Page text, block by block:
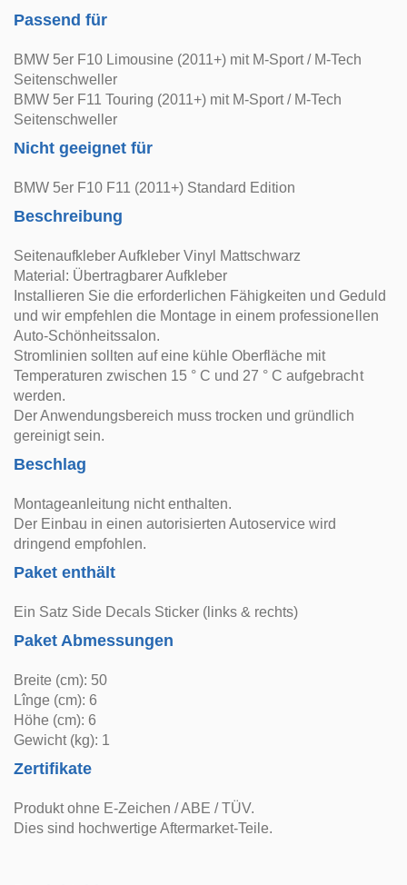
Passend für
BMW 5er F10 Limousine (2011+) mit M-Sport / M-Tech
Seitenschweller
BMW 5er F11 Touring (2011+) mit M-Sport / M-Tech
Seitenschweller
Nicht geeignet für
BMW 5er F10 F11 (2011+) Standard Edition
Beschreibung
Seitenaufkleber Aufkleber Vinyl Mattschwarz
Material: Übertragbarer Aufkleber
Installieren Sie die erforderlichen Fähigkeiten und Geduld
und wir empfehlen die Montage in einem professionellen
Auto-Schönheitssalon.
Stromlinien sollten auf eine kühle Oberfläche mit
Temperaturen zwischen 15 ° C und 27 ° C aufgebracht
werden.
Der Anwendungsbereich muss trocken und gründlich
gereinigt sein.
Beschlag
Montageanleitung nicht enthalten.
Der Einbau in einen autorisierten Autoservice wird
dringend empfohlen.
Paket enthält
Ein Satz Side Decals Sticker (links & rechts)
Paket Abmessungen
Breite (cm): 50
Lînge (cm): 6
Höhe (cm): 6
Gewicht (kg): 1
Zertifikate
Produkt ohne E-Zeichen / ABE / TÜV.
Dies sind hochwertige Aftermarket-Teile.